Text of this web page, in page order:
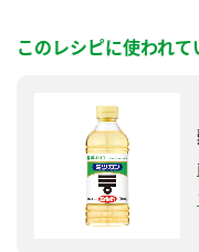
このレシピに使われて